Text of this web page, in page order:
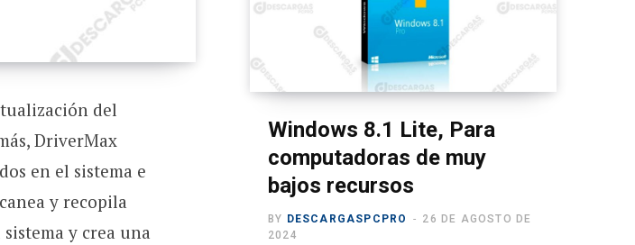
del
DriverMax
en el sistema e
y recopila
y crea una
o
k
t
e
r
g
a
m
e
m
Windows 8.1 Lite, Para
computadoras de muy
bajos recursos
BY DESCARGASPCPRO
26 DE AGOSTO DE
2024